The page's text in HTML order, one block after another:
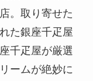
。取り寄せた
た銀座千疋屋
千疋屋が厳選
ームが絶妙に